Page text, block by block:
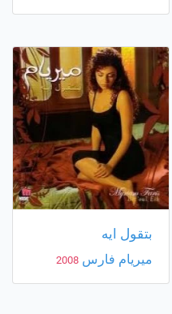
بتقول ايه
ميريام فارس 2008